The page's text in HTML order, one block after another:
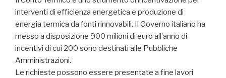
interventi di efficienza energetica e produzione di
energia termica da fonti rinnovabili. Il Governo italiano ha
messo a disposizione 900 milioni di euro all’anno di
incentivi di cui 200 sono destinati alle Pubbliche
Amministrazioni.
Le richieste possono essere presentate a fine lavori